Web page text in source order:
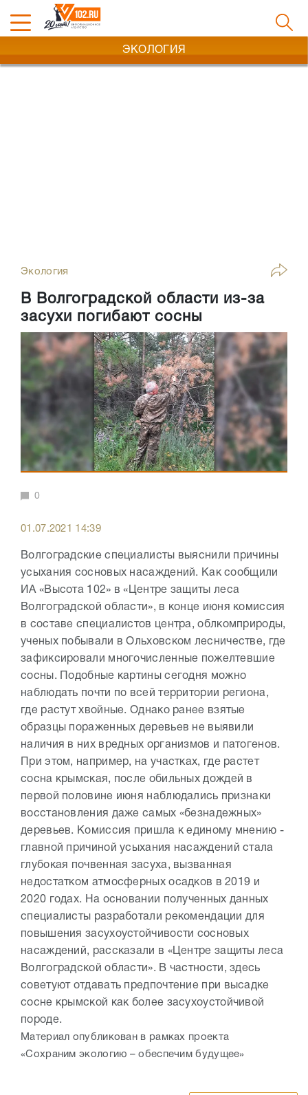
ЭКОЛОГИЯ
Экология
В Волгоградской области из-за
засухи погибают сосны
0
01.07.2021 14:39
Волгоградские специалисты выяснили причины
усыхания сосновых насаждений. Как сообщили
ИА «Высота 102» в «Центре защиты леса
Волгоградской области», в конце июня комиссия
в составе специалистов центра, облкомприроды,
ученых побывали в Ольховском лесничестве, где
зафиксировали многочисленные пожелтевшие
сосны. Подобные картины сегодня можно
наблюдать почти по всей территории региона,
где растут хвойные. Однако ранее взятые
образцы пораженных деревьев не выявили
наличия в них вредных организмов и патогенов.
При этом, например, на участках, где растет
сосна крымская, после обильных дождей в
первой половине июня наблюдались признаки
восстановления даже самых «безнадежных»
деревьев. Комиссия пришла к единому мнению -
главной причиной усыхания насаждений стала
глубокая почвенная засуха, вызванная
недостатком атмосферных осадков в 2019 и
2020 годах. На основании полученных данных
специалисты разработали рекомендации для
повышения засухоустойчивости сосновых
насаждений, рассказали в «Центре защиты леса
Волгоградской области». В частности, здесь
советуют отдавать предпочтение при высадке
сосне крымской как более засухоустойчивой
породе.
Материал опубликован в рамках проекта
«Сохраним экологию – обеспечим будущее»